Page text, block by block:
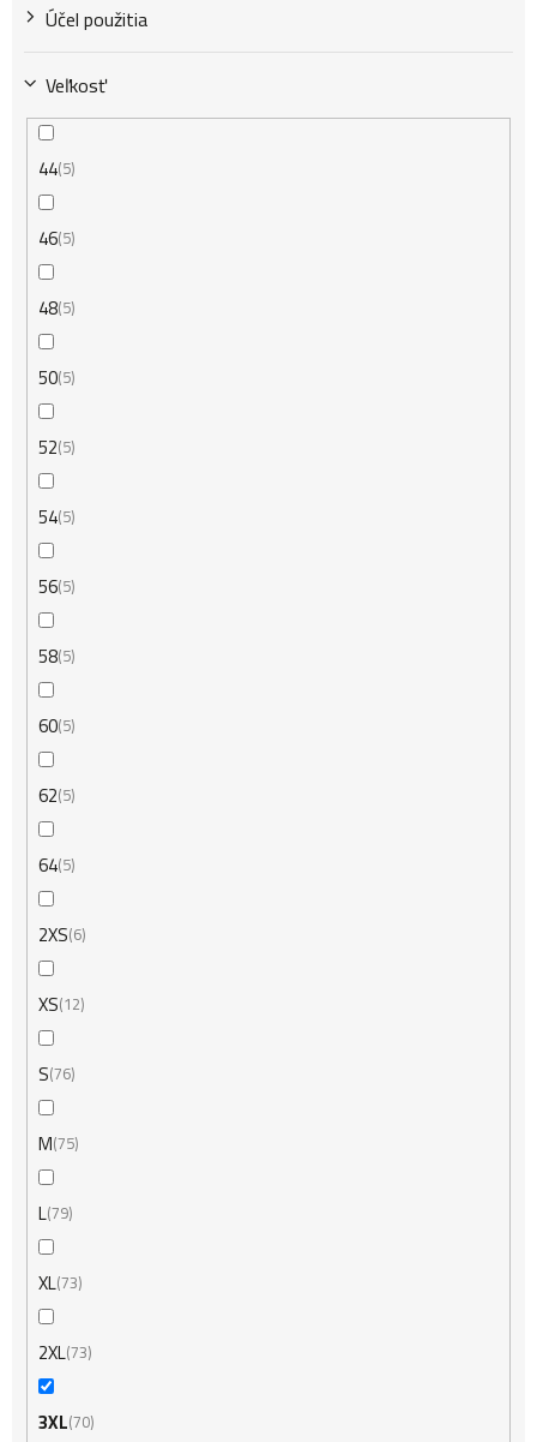
Účel použitia
Veľkosť
44 5
46 5
48 5
50 5
52 5
54 5
56 5
58 5
60 5
62 5
64 5
2XS 6
XS 12
S 76
M 75
L79
XL73
2XL73
3XL 70